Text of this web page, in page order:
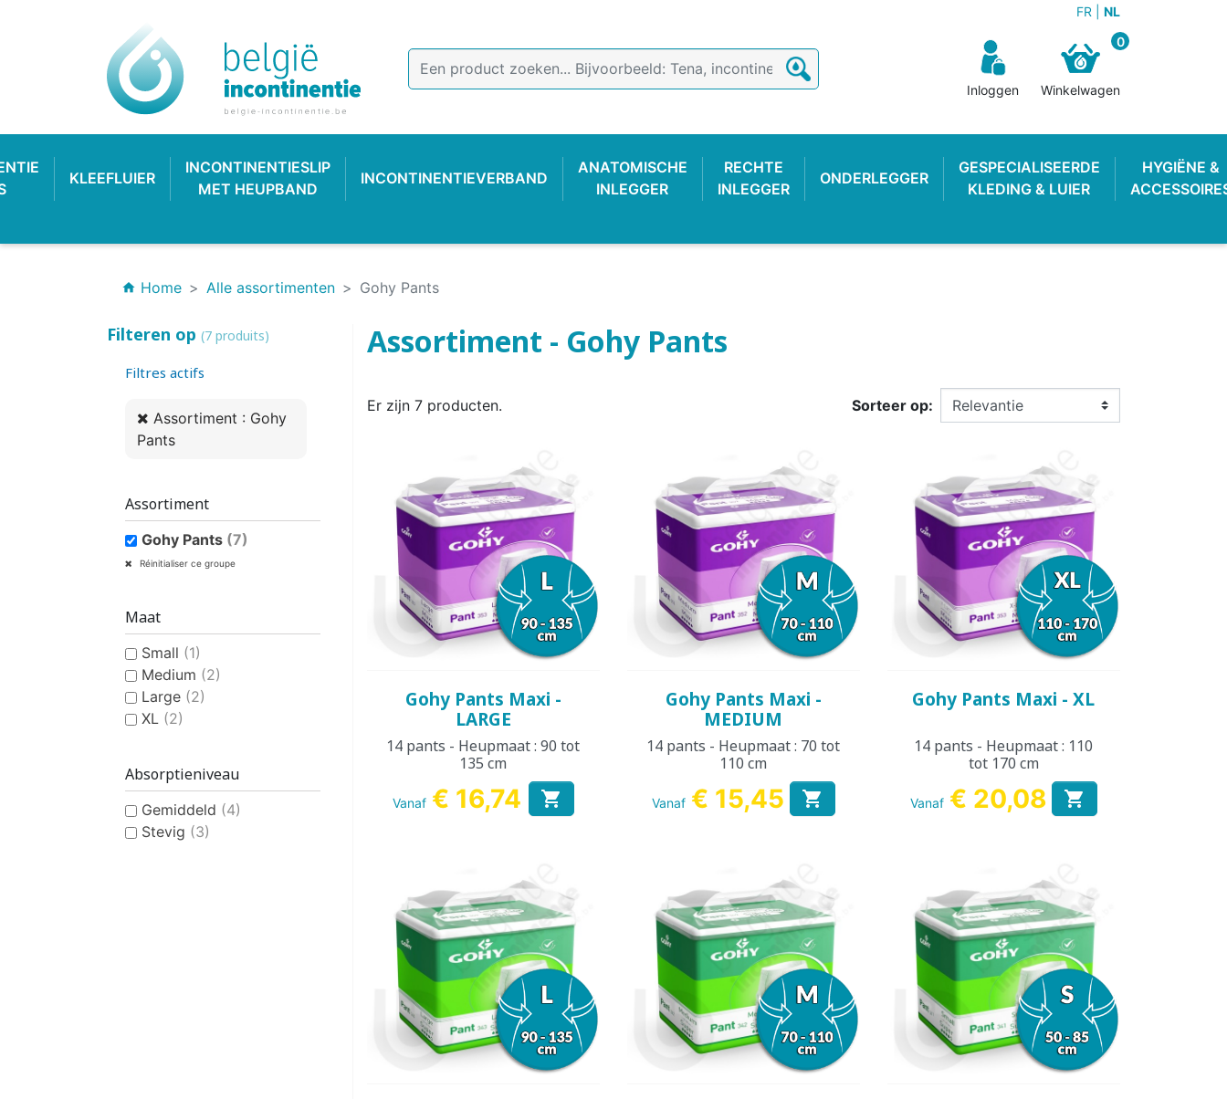
FR NL
Inloggen
0
Winkelwagen
KLEEFLUIER
INCONTINENTIESLIP
MET HEUPBAND
INCONTINENTIEVERBAND
VROUWEN
INCONTINENTIEVERBAND
HEREN
ANATOMISCHE
INLEGGER
RECHTE
INLEGGER
ONDERLEGGER
GESPECIALISEERDE
KLEDING & LUIER
KATOENEN BROEKJE
WASBARE LUIER
VOLWASSENEN
ZWEMLUIER
PYJAMA ROMPERTJE ONESIE ANTISLIPKOUS
HYGIËNE &
SLAB PLASWEKKER LUIEREMMER
CONTINENTIEHULP
ONTVLEKKER &
DEODORANT
DESINFECTIE VAN
HANDEN EN
OPPERVLAKKEN
VOEDINGSSUPPLEMENT
PULL-UP-LUIER
KATOENEN BROEKJE
KINDEREN
OEFENBROEKJE
ZWEMPAK KINDEREN
WASBARE LUIER
KINDEREN
PYJAMA KINDEREN PLASWEKKER KINDEREN
KINDEREN
home Home Alle assortimenten Gohy Pants
Filteren op (7 produits)
Filtres actifs
Assortiment : Gohy
Pants
Assortiment
Gohy Pants (7)
Réinitialiser ce groupe
Maat
Small (1)
Medium (2)
Large (2)
XL (2)
Absorptieniveau
Gemiddeld (4)
Stevig (3)
Assortiment - Gohy Pants
Er zijn 7 producten. Sorteer op:
Gohy Pants Maxi -
LARGE
14 pants - Heupmaat : 90 tot
135 cm
Vanaf € 16,74 
Gohy Pants Maxi -
MEDIUM
14 pants - Heupmaat : 70 tot
110 cm
Vanaf € 15,45 
Gohy Pants Maxi - XL
14 pants - Heupmaat : 110
tot 170 cm
Vanaf € 20,08 